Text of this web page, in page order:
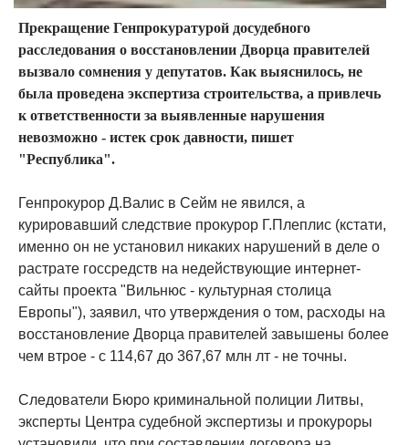
Прекращение Генпрокуратурой досудебного
расследования о восстановлении Дворца правителей
вызвало сомнения у депутатов. Как выяснилось, не
была проведена экспертиза строительства, а привлечь
к ответственности за выявленные нарушения
невозможно - истек срок давности, пишет
"Республика".
Генпрокурор Д.Валис в Сейм не явился, а
курировавший следствие прокурор Г.Плеплис (кстати,
именно он не установил никаких нарушений в деле о
растрате госсредств на недействующие интернет-
сайты проекта "Вильнюс - культурная столица
Европы"), заявил, что утверждения о том, расходы на
восстановление Дворца правителей завышены более
чем втрое - с 114,67 до 367,67 млн лт - не точны.
Следователи Бюро криминальной полиции Литвы,
эксперты Центра судебной экспертизы и прокуроры